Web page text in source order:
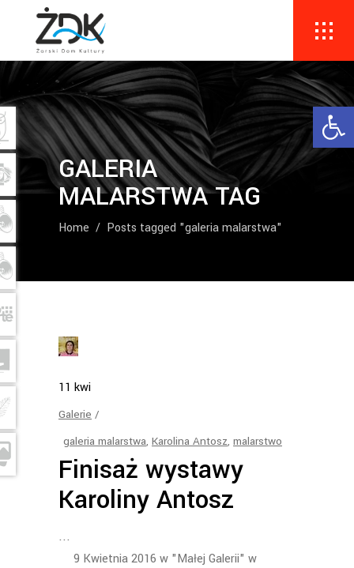
GALERIA
MALARSTWA TAG
Home / Posts tagged "galeria malarstwa"
11 kwi
Galerie
galeria malarstwa, Karolina Antosz, malarstwo
Finisaż wystawy
Karoliny Antosz
9 Kwietnia 2016 w "Małej Galerii" w